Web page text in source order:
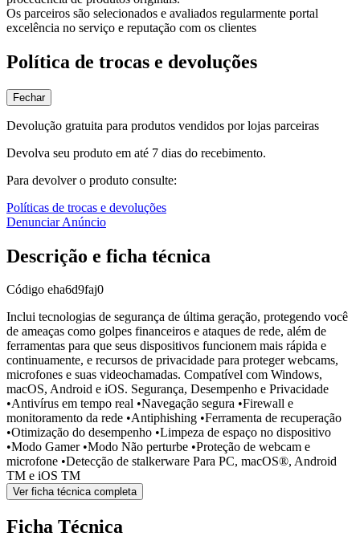
Os parceiros são selecionados e avaliados regularmente portal
excelência no serviço e reputação com os clientes
Política de trocas e devoluções
Fechar
Devolução gratuita para produtos vendidos por lojas parceiras
Devolva seu produto em até 7 dias do recebimento.
Para devolver o produto consulte:
Políticas de trocas e devoluções
Denunciar Anúncio
Descrição e ficha técnica
Código eha6d9faj0
Inclui tecnologias de segurança de última geração, protegendo você
de ameaças como golpes financeiros e ataques de rede, além de
ferramentas para que seus dispositivos funcionem mais rápida e
continuamente, e recursos de privacidade para proteger webcams,
microfones e suas videochamadas. Compatível com Windows,
macOS, Android e iOS. Segurança, Desempenho e Privacidade
•Antivírus em tempo real •Navegação segura •Firewall e
monitoramento da rede •Antiphishing •Ferramenta de recuperação
•Otimização do desempenho •Limpeza de espaço no dispositivo
•Modo Gamer •Modo Não perturbe •Proteção de webcam e
microfone •Detecção de stalkerware Para PC, macOS®, Android
TM e iOS TM
Ver ficha técnica completa
Ficha Técnica